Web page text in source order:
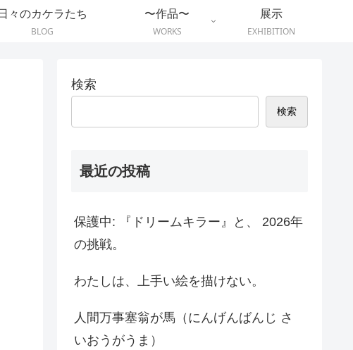
日々のカケラたち
BLOG
〜作品〜
WORKS
展示
EXHIBITION
検索
検索
最近の投稿
保護中: 『ドリームキラー』と、 2026年
の挑戦。
わたしは、上手い絵を描けない。
人間万事塞翁が馬（にんげんばんじ さ
いおうがうま）